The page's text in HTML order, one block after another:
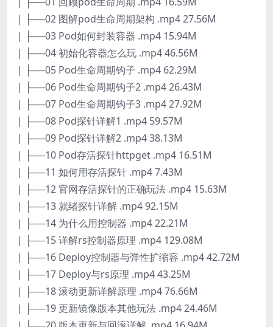
| ├──02 图解pod生命周期架构 .mp4 27.56M
| ├──03 Pod如何封装容器 .mp4 15.94M
| ├──04 初始化容器怎么玩 .mp4 46.56M
| ├──05 Pod生命周期钩子 .mp4 62.29M
| ├──06 Pod生命周期钩子2 .mp4 26.43M
| ├──07 Pod生命周期钩子3 .mp4 27.92M
| ├──08 Pod探针详解1 .mp4 59.57M
| ├──09 Pod探针详解2 .mp4 38.13M
| ├──10 Pod存活探针httpget .mp4 16.51M
| ├──11 如何用存活探针 .mp4 7.43M
| ├──12 官网存活探针的正确玩法 .mp4 15.63M
| ├──13 就绪探针详解 .mp4 92.15M
| ├──14 为什么用控制器 .mp4 22.21M
| ├──15 详解rs控制器原理 .mp4 129.08M
| ├──16 Deploy控制器与弹性扩缩容 .mp4 42.72M
| ├──17 Deploy与rs原理 .mp4 43.25M
| ├──18 滚动更新详解原理 .mp4 76.66M
| ├──19 更新镜像版本其他玩法 .mp4 24.46M